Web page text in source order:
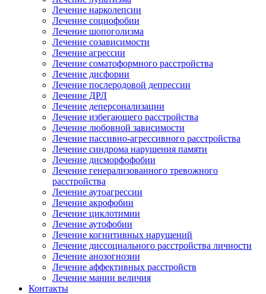
Лечение нарколепсии
Лечение социофобии
Лечение шопоголизма
Лечение созависимости
Лечение агрессии
Лечение соматоформного расстройства
Лечение дисфории
Лечение послеродовой депрессии
Лечение ДРЛ
Лечение деперсонализации
Лечение избегающего расстройства
Лечение любовной зависимости
Лечение пассивно-агрессивного расстройства
Лечение синдрома нарушения памяти
Лечение дисморфофобии
Лечение генерализованного тревожного
расстройства
Лечение аутоагрессии
Лечение акрофобии
Лечение циклотимии
Лечение аутофобии
Лечение когнитивных нарушений
Лечение диссоциального расстройства личности
Лечение анозогнозии
Лечение аффективных расстройств
Лечение мании величия
Контакты